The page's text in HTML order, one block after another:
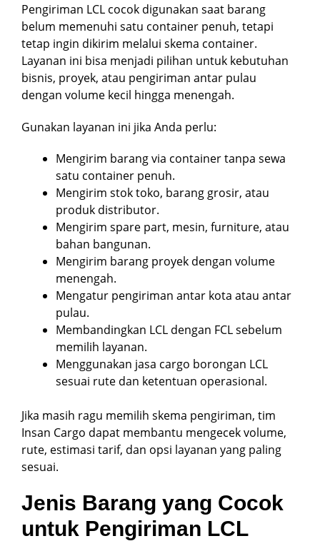
Pengiriman LCL cocok digunakan saat barang
belum memenuhi satu container penuh, tetapi
tetap ingin dikirim melalui skema container.
Layanan ini bisa menjadi pilihan untuk kebutuhan
bisnis, proyek, atau pengiriman antar pulau
dengan volume kecil hingga menengah.
Gunakan layanan ini jika Anda perlu:
Mengirim barang via container tanpa sewa
satu container penuh.
Mengirim stok toko, barang grosir, atau
produk distributor.
Mengirim spare part, mesin, furniture, atau
bahan bangunan.
Mengirim barang proyek dengan volume
menengah.
Mengatur pengiriman antar kota atau antar
pulau.
Membandingkan LCL dengan FCL sebelum
memilih layanan.
Menggunakan jasa cargo borongan LCL
sesuai rute dan ketentuan operasional.
Jika masih ragu memilih skema pengiriman, tim
Insan Cargo dapat membantu mengecek volume,
rute, estimasi tarif, dan opsi layanan yang paling
sesuai.
Jenis Barang yang Cocok
untuk Pengiriman LCL